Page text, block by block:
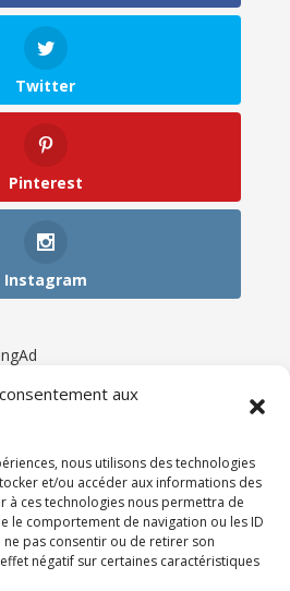
aux
nous utilisons des technologies
et/ou accéder aux informations des
à ces technologies nous permettra de
le comportement de navigation ou les ID
ne pas consentir ou de retirer son
négatif sur certaines caractéristiques
Twitter
Pinterest
Instagram